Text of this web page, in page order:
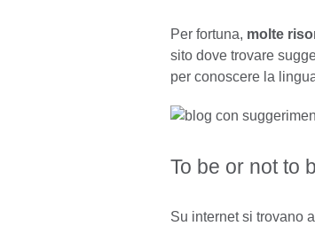
Per fortuna, molte
sito dove trovare
per conoscere la
To be or not to
Su internet si trovano